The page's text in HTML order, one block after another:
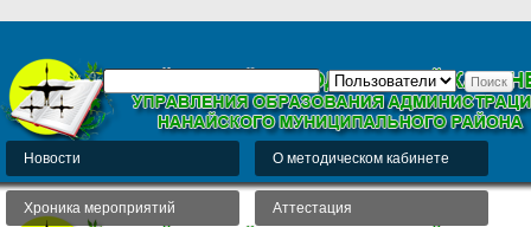
Новости О методическом кабинете
Хроника мероприятий Аттестация